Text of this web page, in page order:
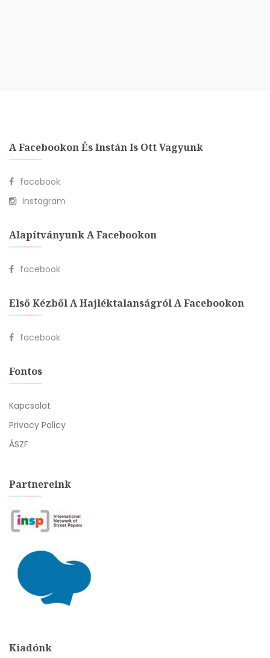
A Facebookon És Instán Is Ott Vagyunk
facebook
Instagram
Alapítványunk A Facebookon
facebook
Első Kézből A Hajléktalanságról A Facebookon
facebook
Fontos
Kapcsolat
Privacy Policy
ÁSZF
Partnereink
Kiadónk